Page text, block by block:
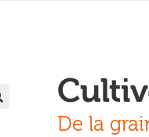
De la